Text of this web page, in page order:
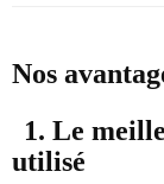
Nos
1. Le
utilisé